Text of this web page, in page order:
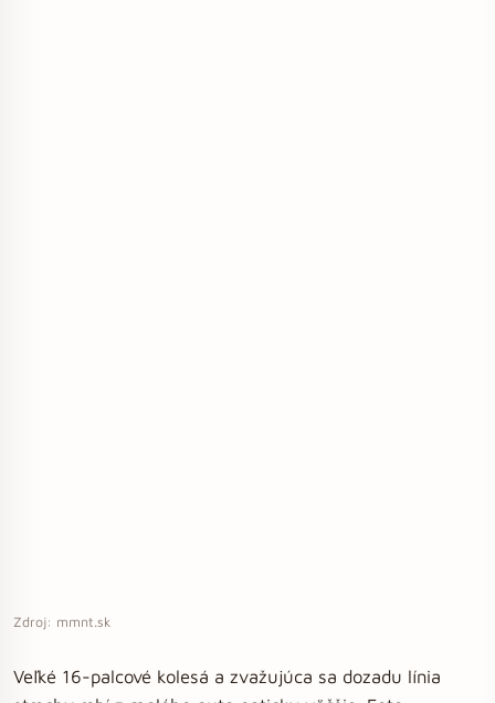
Zdroj: mmnt.sk
Veľké 16-palcové kolesá a zvažujúca sa dozadu línia